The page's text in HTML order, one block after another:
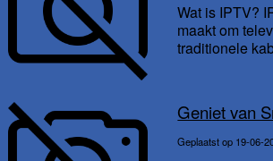
Wat is IPTV?
maakt om
traditionele
Geniet van
Geplaatst op 19-06-